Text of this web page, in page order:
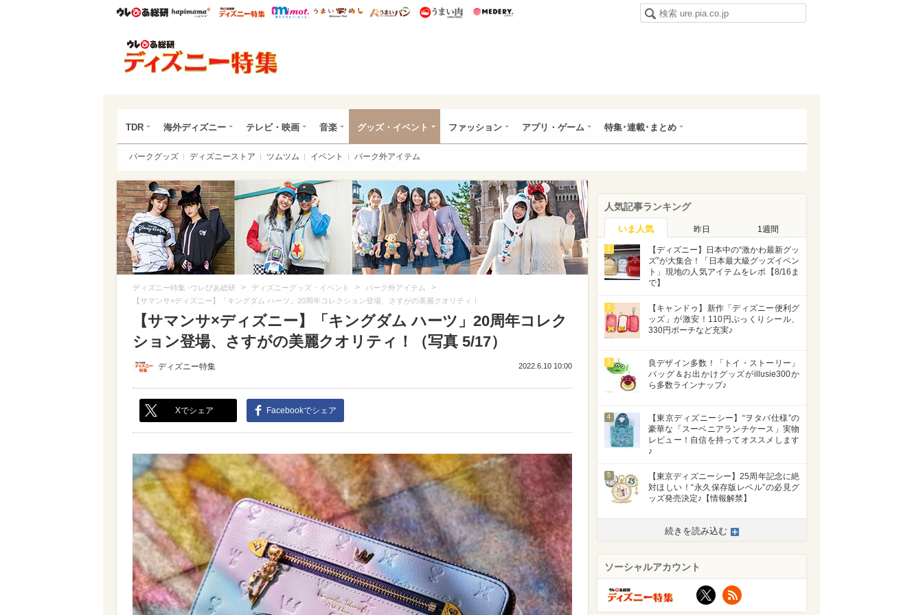
ウレぴあ総研ハピママ* ウレぴあ総研 ディズニー特集
mimot. うまいめし うまいパン うまい肉
TDR 海外ディズニー テレビ・映画 音楽 グッズ・イベント ファッション アプリ・ゲーム 特集･連載･まとめ
パークグッズ ディズニーストア ツムツム イベント パーク外アイテム
ディズニー特集 -ウレぴあ総研 > ディズニーグッズ・イベント > パーク外アイテム >
【サマンサ×ディズニー】「キングダム ハーツ」20周年コレクション登場、さすがの美麗クオリティ！
【サマンサ×ディズニー】「キングダム ハーツ」20周年コレク
ション登場、さすがの美麗クオリティ！（写真 5/17）
ディズニー特集 2022.6.10 10:00
Xでシェア Facebookでシェア
人気記事ランキング
いま人気 昨日 1週間
1
【ディズニー】日本中の“激かわ最新グッ
ズ”が大集合！「日本最大級グッズイベン
ト」現地の人気アイテムをレポ【8/16ま
で】
2
【キャンドゥ】新作「ディズニー便利グ
ッズ」が激安！110円ぷっくりシール、
330円ポーチなど充実♪
3
良デザイン多数！「トイ・ストーリー」
バッグ＆お出かけグッズがillusie300か
ら多数ラインナップ♪
4
【東京ディズニーシー】“ヲタバ仕様”の
豪華な「スーベニアランチケース」実物
レビュー！自信を持ってオススメします
♪
5
【東京ディズニーシー】25周年記念に絶
対ほしい！“永久保存版レベル”の必見グ
ッズ発売決定♪【情報解禁】
続きを読み込む
ソーシャルアカウント
X